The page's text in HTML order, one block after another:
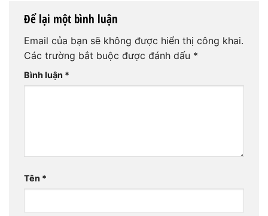
Để lại một bình luận
Email của bạn sẽ không được hiển thị công khai.
Các trường bắt buộc được đánh dấu *
Bình luận *
Tên *